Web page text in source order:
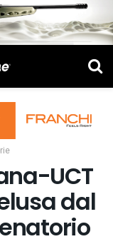
UCT
dal